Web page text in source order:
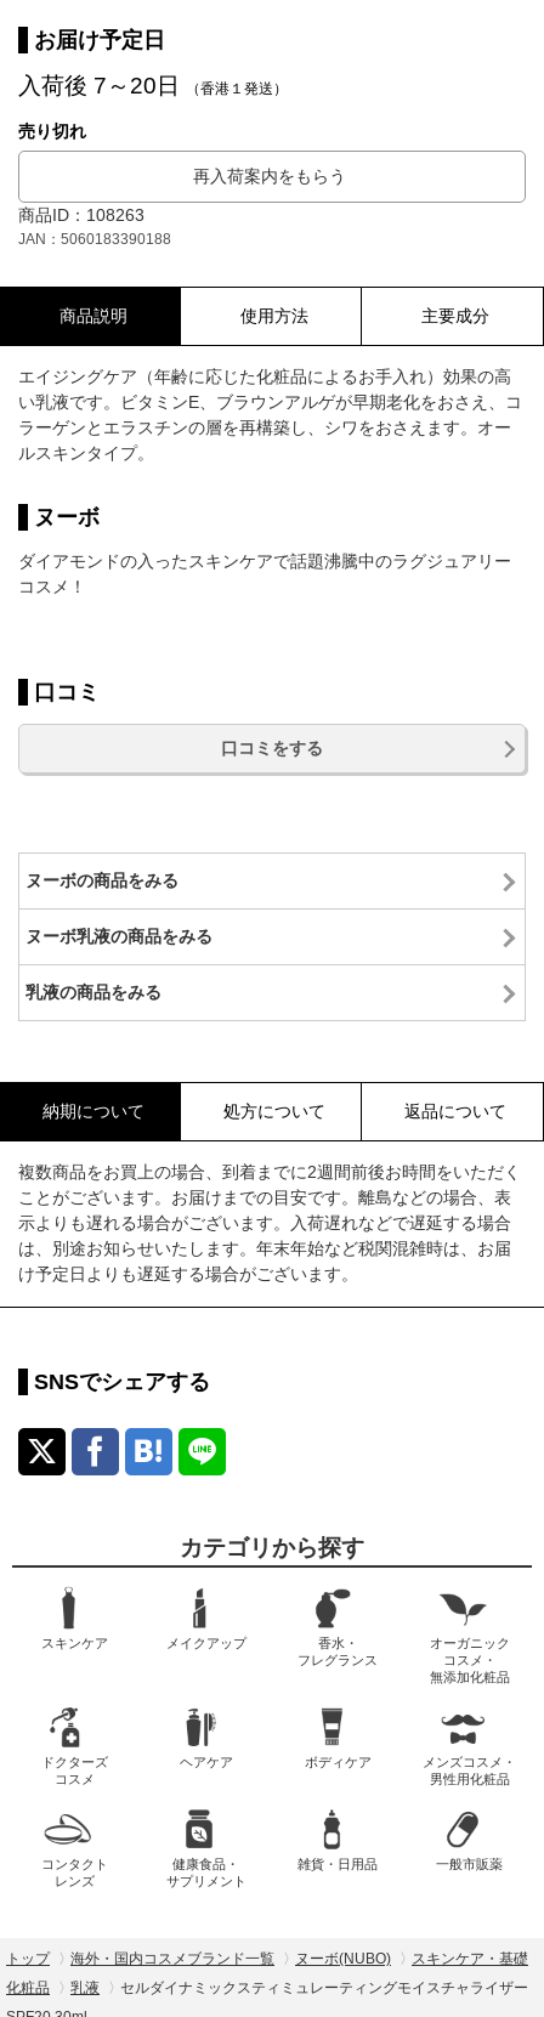
お届け予定日
入荷後 7～20日 （香港１発送）
売り切れ
再入荷案内をもらう
商品ID：108263
JAN：5060183390188
商品説明 使用方法 主要成分
エイジングケア（年齢に応じた化粧品によるお手入れ）効果の高
い乳液です。ビタミンE、ブラウンアルゲが早期老化をおさえ、コ
ラーゲンとエラスチンの層を再構築し、シワをおさえます。オー
ルスキンタイプ。
ヌーボ
ダイアモンドの入ったスキンケアで話題沸騰中のラグジュアリー
コスメ！
口コミ
口コミをする
ヌーボの商品をみる
ヌーボ乳液の商品をみる
乳液の商品をみる
納期について 処方について 返品について
複数商品をお買上の場合、到着までに2週間前後お時間をいただく
ことがございます。お届けまでの目安です。離島などの場合、表
示よりも遅れる場合がございます。入荷遅れなどで遅延する場合
は、別途お知らせいたします。年末年始など税関混雑時は、お届
け予定日よりも遅延する場合がございます。
SNSでシェアする
カテゴリから探す
スキンケア メイクアップ
香水・
フレグランス
オーガニック
コスメ・
無添加化粧品
ドクターズ
コスメ
ヘアケア ボディケア
メンズコスメ・
男性用化粧品
コンタクト
レンズ
健康食品・
サプリメント
雑貨・日用品 一般市販薬
トップ 海外・国内コスメブランド一覧 ヌーボ(NUBO)
スキンケア・基礎
化粧品
乳液
セルダイナミックスティミュレーティングモイスチャライザー